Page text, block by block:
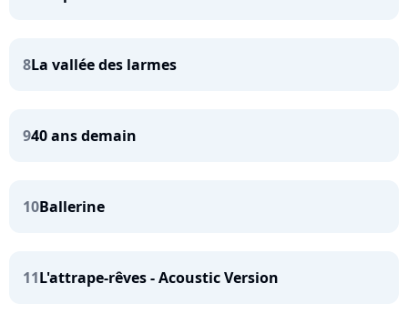
8La vallée des larmes
940 ans demain
10Ballerine
11L'attrape-rêves - Acoustic Version